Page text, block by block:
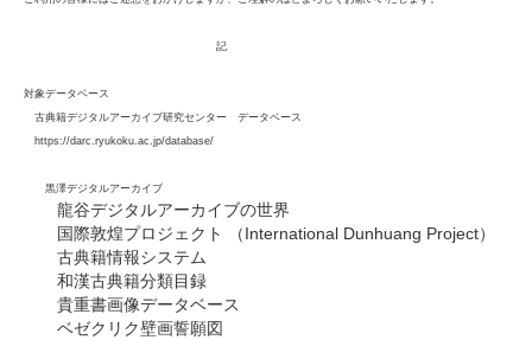
記
対象データベース
古典籍デジタルアーカイブ研究センター データベース
https://darc.ryukoku.ac.jp/database/
黒澤デジタルアーカイブ
龍谷デジタルアーカイブの世界
国際敦煌プロジェクト （International Dunhuang Project）
古典籍情報システム
和漢古典籍分類目録
貴重書画像データベース
ベゼクリク壁画誓願図